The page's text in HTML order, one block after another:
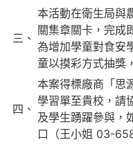
三、
本活動在衛生局與
關集章關卡，完成
為增加學童對食安
童以摸彩方式抽獎
四、
本案得標廠商「思
學習單至貴校，請
及學生踴躍參與，
口（王小姐 03-